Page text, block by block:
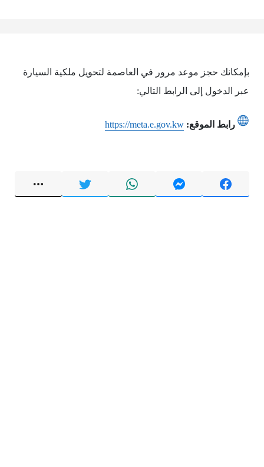
بإمكانك حجز موعد مرور في العاصمة لتحويل ملكية السيارة
عبر الدخول إلى الرابط التالي:
رابط الموقع: https://meta.e.gov.kw